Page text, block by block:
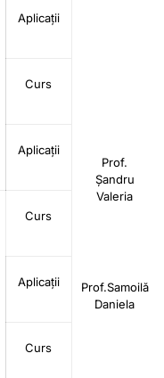
Prof.
Șandru
Valeria
Prof.Samoilă
Daniela
Aplicații
Curs
Aplicații
Curs
Aplicații
Curs